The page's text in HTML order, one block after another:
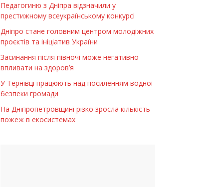
Педагогиню з Дніпра відзначили у
престижному всеукраїнському конкурсі
Дніпро стане головним центром молодіжних
проєктів та ініціатив України
Засинання після півночі може негативно
впливати на здоров’я
У Тернівці працюють над посиленням водної
безпеки громади
На Дніпропетровщині різко зросла кількість
пожеж в екосистемах